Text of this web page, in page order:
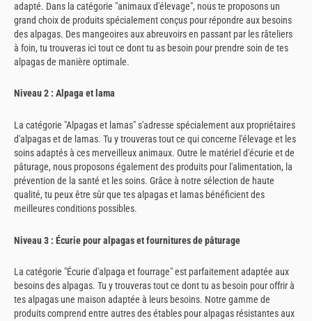
adapté. Dans la catégorie "animaux d'élevage", nous te proposons un
grand choix de produits spécialement conçus pour répondre aux besoins
des alpagas. Des mangeoires aux abreuvoirs en passant par les râteliers
à foin, tu trouveras ici tout ce dont tu as besoin pour prendre soin de tes
alpagas de manière optimale.
Niveau 2 : Alpaga et lama
La catégorie "Alpagas et lamas" s'adresse spécialement aux propriétaires
d'alpagas et de lamas. Tu y trouveras tout ce qui concerne l'élevage et les
soins adaptés à ces merveilleux animaux. Outre le matériel d'écurie et de
pâturage, nous proposons également des produits pour l'alimentation, la
prévention de la santé et les soins. Grâce à notre sélection de haute
qualité, tu peux être sûr que tes alpagas et lamas bénéficient des
meilleures conditions possibles.
Niveau 3 : Écurie pour alpagas et fournitures de pâturage
La catégorie "Écurie d'alpaga et fourrage" est parfaitement adaptée aux
besoins des alpagas. Tu y trouveras tout ce dont tu as besoin pour offrir à
tes alpagas une maison adaptée à leurs besoins. Notre gamme de
produits comprend entre autres des étables pour alpagas résistantes aux